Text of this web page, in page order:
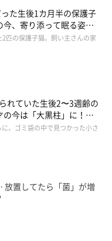
た生後1カ月半の保護子
、寄り添って眠る姿に
匹の保護子猫。飼い主さんの家
れていた生後2〜3週齢の
の今は「大黒柱」に！
長した姿にグッとくる
、ゴミ袋の中で見つかった小さ
置してたら「菌」が増